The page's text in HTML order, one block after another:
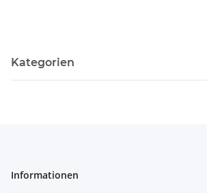
Kategorien
Informationen